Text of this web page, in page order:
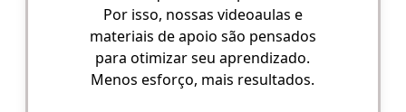
Por isso, nossas videoaulas e
materiais de apoio são pensados
para otimizar seu aprendizado.
Menos esforço, mais resultados.